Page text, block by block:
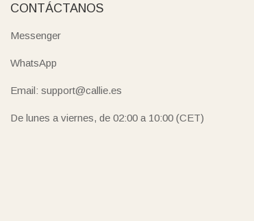
CONTÁCTANOS
Messenger
WhatsApp
Email: support@callie.es
De lunes a viernes, de 02:00 a 10:00 (CET)